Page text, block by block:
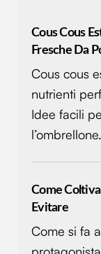
Cous Cous
Fresche Da
Cous cous
nutrienti
Idee facili
l’ombrellone.
Come
Evitare
Come si fa